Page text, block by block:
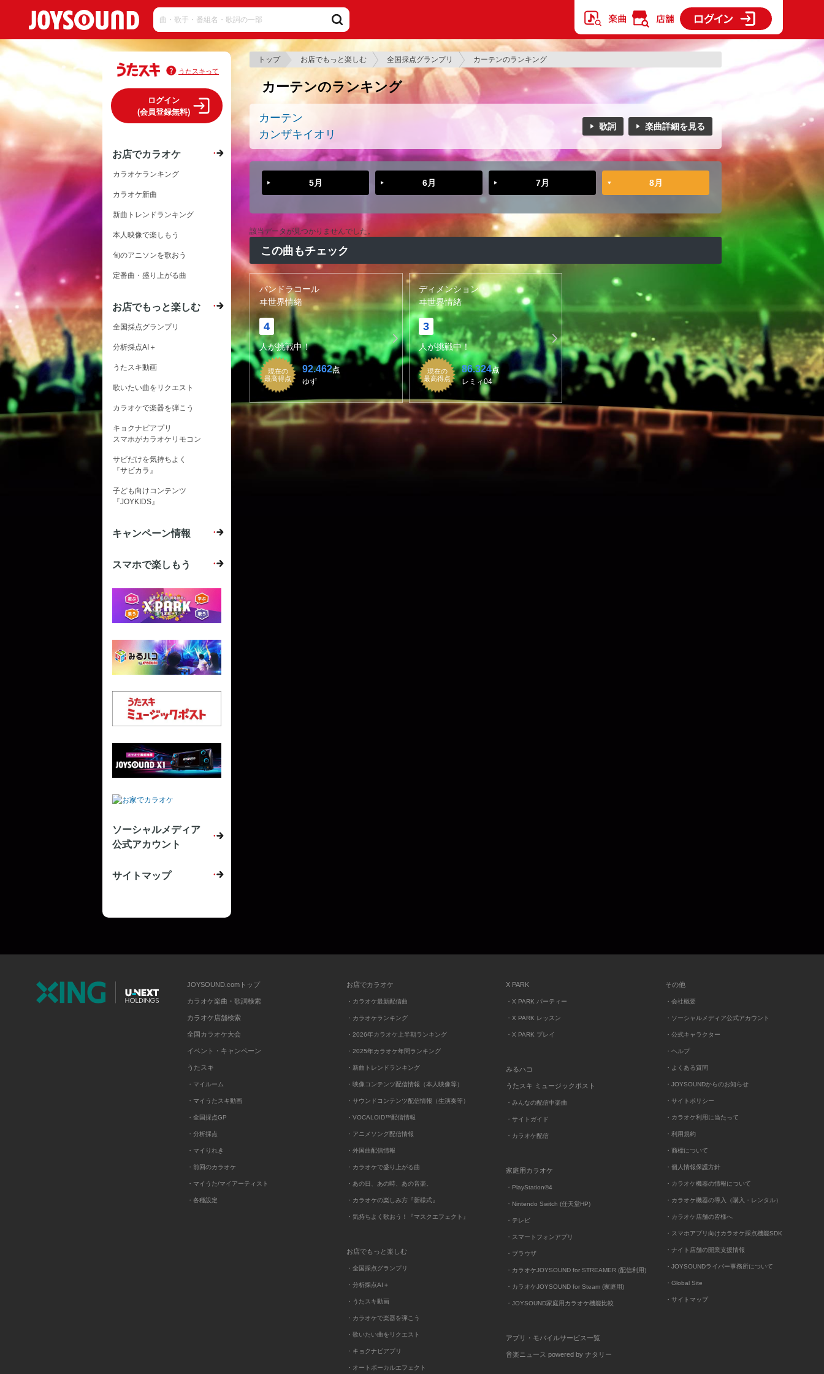
トップ お店でもっと楽しむ 全国採点グランプリ カーテンのランキング
カーテンのランキング
カーテン
カンザキイオリ
歌詞 楽曲詳細を見る
5月 6月 7月 8月
該当データが見つかりませんでした。
この曲もチェック
パンドラコール
ヰ世界情緒
4
人が挑戦中！
現在の
最高得点
92.462点
ゆず
ディメンション
ヰ世界情緒
3
人が挑戦中！
現在の
最高得点
86.324点
レミィ04
うたスキって
ログイン
(会員登録無料)
お店でカラオケ
カラオケランキング
カラオケ新曲
新曲トレンドランキング
本人映像で楽しもう
旬のアニソンを歌おう
定番曲・盛り上がる曲
お店でもっと楽しむ
全国採点グランプリ
分析採点AI＋
うたスキ動画
歌いたい曲をリクエスト
カラオケで楽器を弾こう
キョクナビアプリ
スマホがカラオケリモコン
サビだけを気持ちよく
『サビカラ』
子ども向けコンテンツ
『JOYKIDS』
キャンペーン情報
スマホで楽しもう
ソーシャルメディア
公式アカウント
サイトマップ
JOYSOUND.comトップ
カラオケ楽曲・歌詞検索
カラオケ店舗検索
全国カラオケ大会
イベント・キャンペーン
うたスキ
・マイルーム
・マイうたスキ動画
・全国採点GP
・分析採点
・マイりれき
・前回のカラオケ
・マイうた/マイアーティスト
・各種設定
お店でカラオケ
・カラオケ最新配信曲
・カラオケランキング
・2026年カラオケ上半期ランキング
・2025年カラオケ年間ランキング
・新曲トレンドランキング
・映像コンテンツ配信情報（本人映像等）
・サウンドコンテンツ配信情報（生演奏等）
・VOCALOID™配信情報
・アニメソング配信情報
・外国曲配信情報
・カラオケで盛り上がる曲
・あの日、あの時、あの音楽。
・カラオケの楽しみ方『新様式』
・気持ちよく歌おう！『マスクエフェクト』
お店でもっと楽しむ
・全国採点グランプリ
・分析採点AI＋
・うたスキ動画
・カラオケで楽器を弾こう
・歌いたい曲をリクエスト
・キョクナビアプリ
・オートボーカルエフェクト
X PARK
・X PARK パーティー
・X PARK レッスン
・X PARK プレイ
みるハコ
うたスキ ミュージックポスト
・みんなの配信中楽曲
・サイトガイド
・カラオケ配信
家庭用カラオケ
・PlayStation®4
・Nintendo Switch (任天堂HP)
・テレビ
・スマートフォンアプリ
・ブラウザ
・カラオケJOYSOUND for STREAMER (配信利用)
・カラオケJOYSOUND for Steam (家庭用)
・JOYSOUND家庭用カラオケ機能比較
アプリ・モバイルサービス一覧
音楽ニュース powered by ナタリー
その他
・会社概要
・ソーシャルメディア公式アカウント
・公式キャラクター
・ヘルプ
・よくある質問
・JOYSOUNDからのお知らせ
・サイトポリシー
・カラオケ利用に当たって
・利用規約
・商標について
・個人情報保護方針
・カラオケ機器の情報について
・カラオケ機器の導入（購入・レンタル）
・カラオケ店舗の皆様へ
・スマホアプリ向けカラオケ採点機能SDK
・ナイト店舗の開業支援情報
・JOYSOUNDライバー事務所について
・Global Site
・サイトマップ